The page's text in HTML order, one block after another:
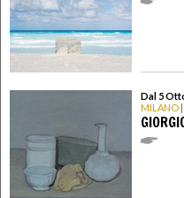
Dal 5
MILANO